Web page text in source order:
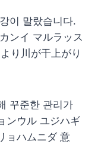
이 말랐습니다.
ンイ マルラッス
り川が干上がり
꾸준한 관리가
ンウル ユジハギ
ョハムニダ 意